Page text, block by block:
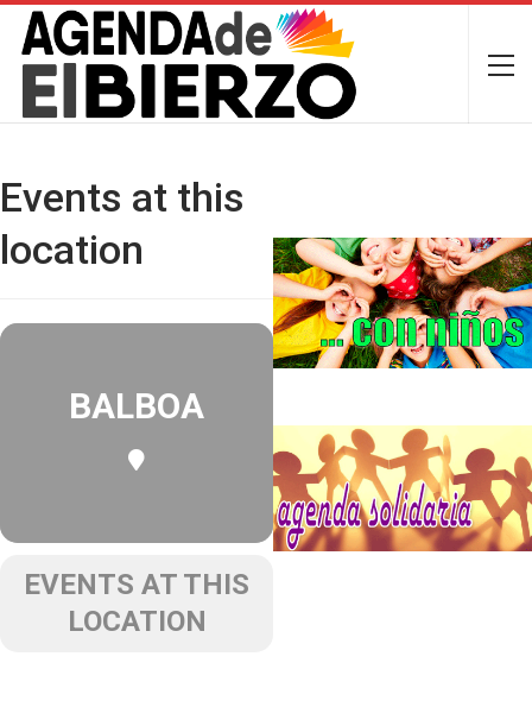
Events at this
location
BALBOA
EVENTS AT THIS
LOCATION